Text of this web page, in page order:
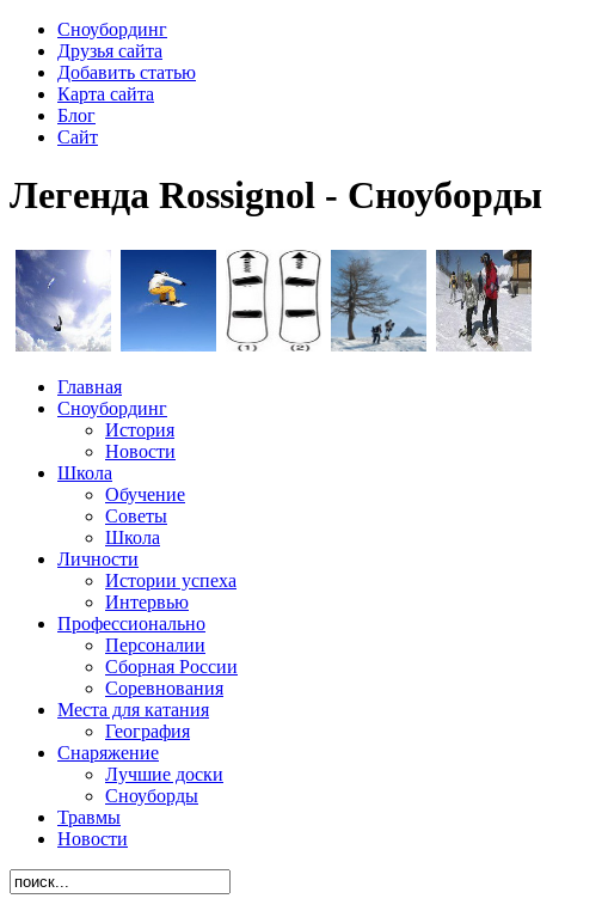
Сноубординг
Друзья сайта
Добавить статью
Карта сайта
Блог
Сайт
Легенда Rossignol - Сноуборды
Главная
Сноубординг
История
Новости
Школа
Обучение
Советы
Школа
Личности
Истории успеха
Интервью
Профессионально
Персоналии
Сборная России
Соревнования
Места для катания
География
Снаряжение
Лучшие доски
Сноуборды
Травмы
Новости